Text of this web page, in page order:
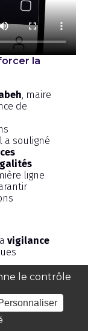
la
, maire
de
a souligné
ligne
vigilance
des
de la part
est
. Nous
le contrôle